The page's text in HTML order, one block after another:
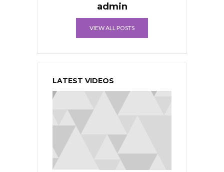
admin
VIEW ALL POSTS
LATEST VIDEOS